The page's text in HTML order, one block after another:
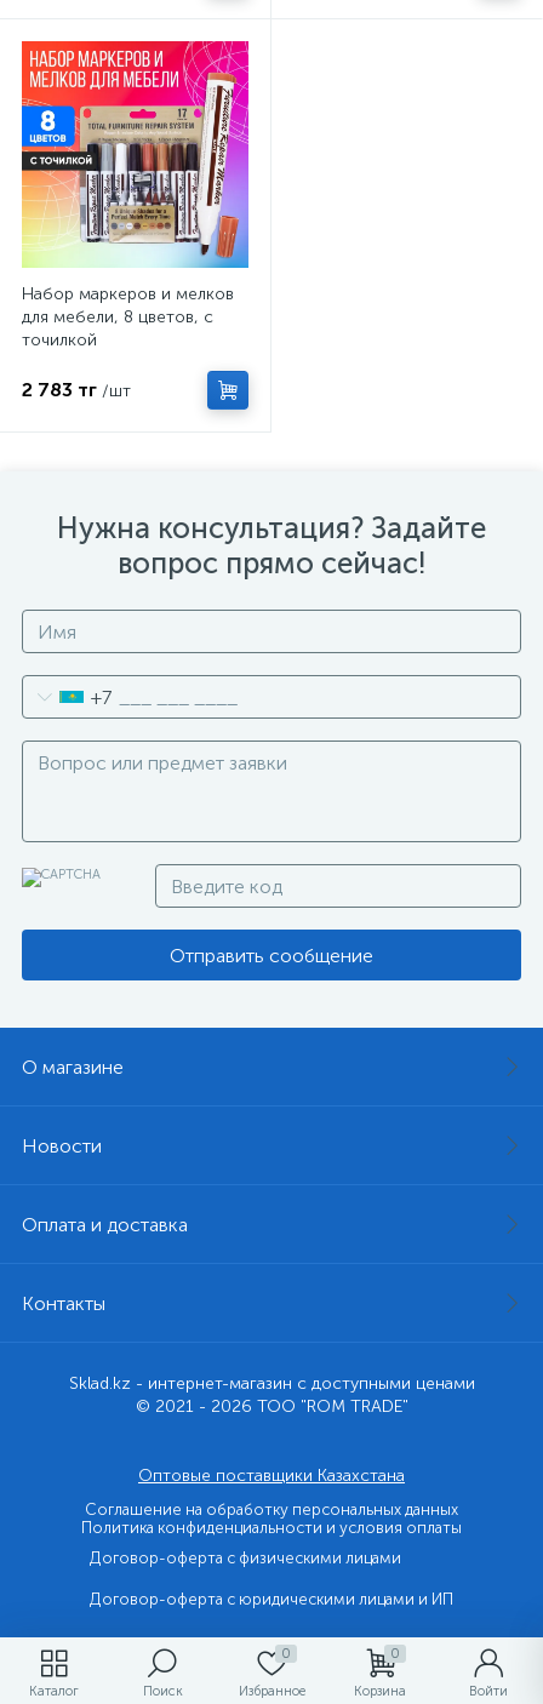
Каталог Поиск
0
Избранное
0
Корзина Войти
Набор маркеров и мелков
для мебели, 8 цветов, с
точилкой
2 783 тг /шт
Нужна консультация? Задайте
вопрос прямо сейчас!
+7
Отправить сообщение
О магазине
Новости
Оплата и доставка
Контакты
Sklad.kz - интернет-магазин с доступными ценами
© 2021 - 2026 ТОО "ROM TRADE"
Оптовые поставщики Казахстана
Соглашение на обработку персональных данных
Политика конфиденциальности и условия оплаты
Договор-оферта с физическими лицами
Договор-оферта с юридическими лицами и ИП